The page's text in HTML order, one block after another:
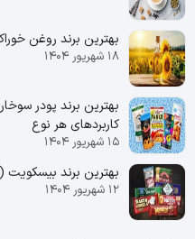
بهترین برند روغن
۱۸ شهریور ۱۴۰۴
بهترین برند پودر
کاربردهای هر نوع
۱۵ شهریور ۱۴۰۴
بهترین برند بیسکویت
۱۲ شهریور ۱۴۰۴